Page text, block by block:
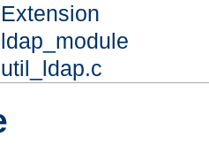
Extension
ldap_module
util_ldap.c